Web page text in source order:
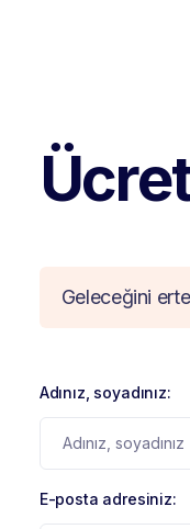
Geleceğini
Adınız, soyadınız:
E-posta adresiniz: